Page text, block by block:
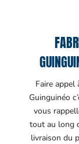
Faire
Guinguinéo
vous
tout au long
livraison du